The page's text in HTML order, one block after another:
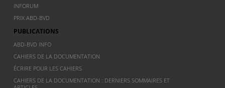
INFORUM
PRIX ABD-BVD
PUBLICATIONS
ABD-BVD INFO
CAHIERS DE LA DOCUMENTATION
ÉCRIRE POUR LES CAHIERS
CAHIERS DE LA DOCUMENTATION : DERNIERS SOMMAIRES ET